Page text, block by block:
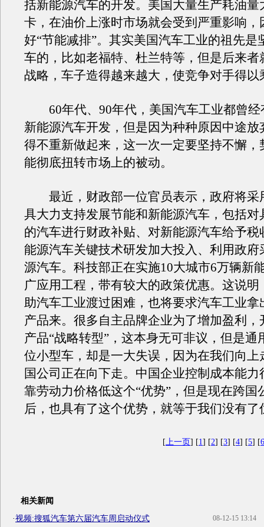
括新能源汽车的开发。美国大量生产耗油量
卡，在油价上涨时市场就会受到严重影响，
好“节能减排”。其实美国汽车工业的祖先是
车的，比如老福特、杜兰特等，但是后来者
战略，车子造得越来越大，使竞争对手得以
60年代、90年代，美国汽车工业都曾经
新能源汽车开发，但是因为种种原因中途放
得不重新做起来，这一次一定要坚持不懈，
能彻底扭转市场上的被动。
最近，财政部一位官员表示，政府将采
具大力支持发展节能和新能源汽车，包括对
的汽车进行财政补贴、对新能源汽车给予税
能源汽车关键技术研发加大投入、利用政府
源汽车。科技部正在实施10大城市6万辆新
广应用工程，带有较大的政策优惠。这说明
助汽车工业渡过困难，也将要求汽车工业拿
产品来。很多自主品牌企业为了增加盈利，
产品“战略转型”，这本身无可非议，但是通
位小型车，却是一大失误，因为在我们向上
国公司正在向下走。中国企业控制成本能力
靠劳动力价格低这个“优势”，但是现在跨国
后，也具有了这个优势，就等于我们没有了
[上一页] [1] [2] [3] [4] [5] [6
相关新闻
08-12-15 13:14
·视频:搜狐汽车第六届汽车周启动仪式